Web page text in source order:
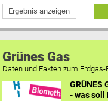
Ergebnis anzeigen
Grünes Gas
Daten und Fakten zum Erdgas-
GRÜNES
- was soll